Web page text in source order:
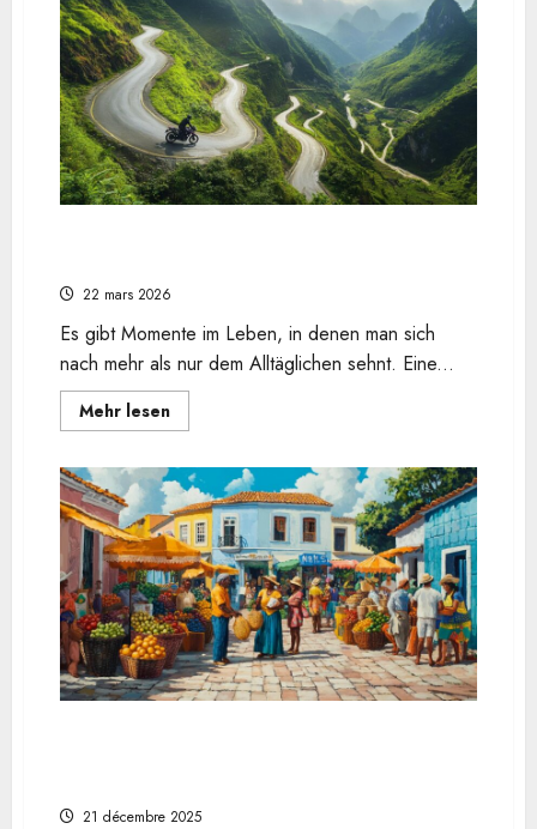
Erwachsene:
ein
unterhaltsames
Freizeitvergnügen
für
den
Urlaub
in
Naturschutzgebieten
22 mars 2026
Es gibt Momente im Leben, in denen man sich
nach mehr als nur dem Alltäglichen sehnt. Eine...
Mehr lesenEn
savoir
Warum
eine
Motorradreise
das
ultimative
Abenteuer
ist
21 décembre 2025